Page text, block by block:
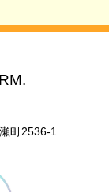
町2536-1